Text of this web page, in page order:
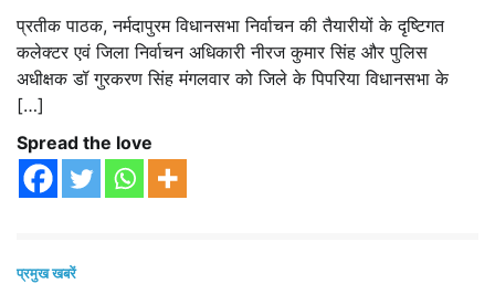
प्रतीक पाठक, नर्मदापुरम विधानसभा निर्वाचन की तैयारीयों के दृष्टिगत
कलेक्टर एवं जिला निर्वाचन अधिकारी नीरज कुमार सिंह और पुलिस
अधीक्षक डॉ गुरकरण सिंह मंगलवार को जिले के पिपरिया विधानसभा के
[…]
Spread the love
प्रमुख खबरें